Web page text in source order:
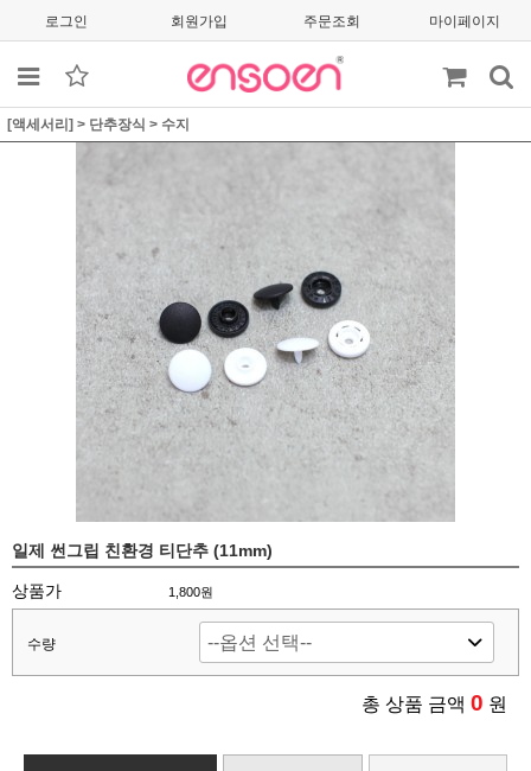
로그인 회원가입 주문조회 마이페이지
[액세서리] > 단추장식 > 수지
일제 썬그립 친환경 티단추 (11mm)
상품가 1,800원
수량
총 상품 금액 0 원